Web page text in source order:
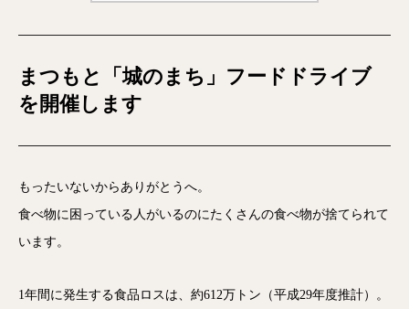
まつもと「城のまち」フードドライブ
を開催します
もったいないからありがとうへ。
食べ物に困っている人がいるのにたくさんの食べ物が捨てられて
います。
1年間に発生する食品ロスは、約612万トン（平成29年度推計）。